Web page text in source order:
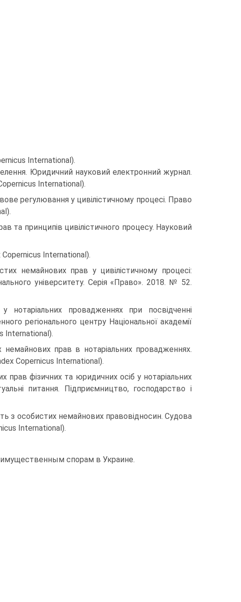
International).
Юридичний науковий електронний журнал.
International).
регулювання у цивілістичному процесі. Право
та принципів цивілістичного процесу. Науковий
International).
немайнових прав у цивілістичному процесі:
університету. Серія «Право». 2018. № 52.
нотаріальних провадженнях при посвідченні
регіонального центру Національної академії
International).
прав в нотаріальних провадженнях.
Copernicus International).
прав фізичних та юридичних осіб у нотаріальних
питання. Підприємництво, господарство і
з особистих немайнових правовідносин. Судова
International).
спорам в Украине.